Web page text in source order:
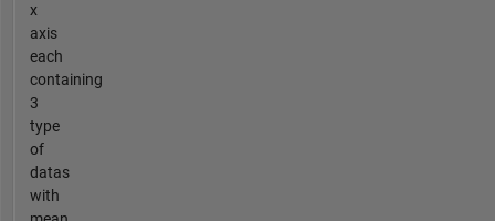
x
axis
each
containing
3
type
of
datas
with